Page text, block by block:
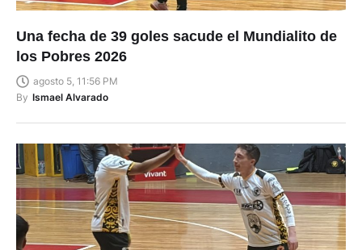
Una fecha de 39 goles sacude el Mundialito de
los Pobres 2026
agosto 5, 11:56 PM
By Ismael Alvarado